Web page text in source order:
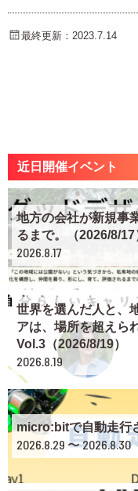
最終更新：2023.7.14
近日開催イベント
地方の会社が新規事
るまで。（2026/8/17
2026.8.17
世界を選んだ人と、
アは、場所を超えら
Vol.3（2026/8/19）
2026.8.19
micro:bitで自動走行
2026.8.29 〜 2026.8.30